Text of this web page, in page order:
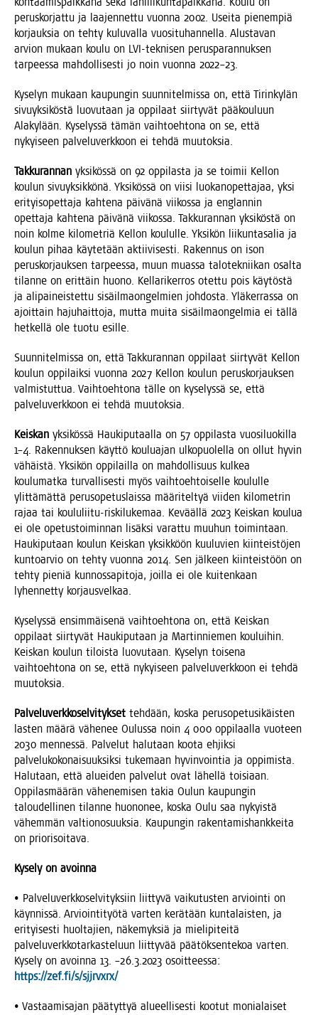
perus­kor­jat­tu ja laa­jen­net­tu vuon­na 2002. Usei­ta pie­nem­piä
kor­jauk­sia on teh­ty kulu­val­la vuo­si­tu­han­nel­la. Alus­ta­van
arvion mukaan kou­lu on LVI-tek­ni­sen perus­pa­ran­nuk­sen
tar­pees­sa mah­dol­li­ses­ti jo noin vuon­na 2022–23.
Kyse­lyn mukaan kau­pun­gin suun­ni­tel­mis­sa on, että Tirin­ky­län
sivu­yk­si­kös­tä luo­vu­taan ja oppi­laat siir­ty­vät pää­kou­luun
Ala­ky­lään. Kyse­lys­sä tämän vaih­toeh­to­na on se, että
nykyi­seen pal­ve­lu­verk­koon ei teh­dä muutoksia.
Tak­ku­ran­nan yksi­kös­sä on 92 oppi­las­ta ja se toi­mii Kel­lon
kou­lun sivu­yk­sik­kö­nä. Yksi­kös­sä on vii­si luo­kan­opet­ta­jaa, yksi
eri­tyi­so­pet­ta­ja kah­te­na päi­vä­nä vii­kos­sa ja englan­nin
opet­ta­ja kah­te­na päi­vä­nä vii­kos­sa. Tak­ku­ran­nan yksi­kös­tä on
noin kol­me kilo­met­riä Kel­lon kou­lul­le. Yksi­kön lii­kun­ta­sa­lia ja
kou­lun pihaa käy­te­tään aktii­vi­ses­ti. Raken­nus on ison
perus­kor­jauk­sen tar­pees­sa, muun muas­sa talo­tek­nii­kan osal­ta
tilan­ne on erit­täin huo­no. Kel­la­ri­ker­ros otet­tu pois käy­tös­tä
ja ali­pai­neis­tet­tu sisäil­maon­gel­mien joh­dos­ta. Ylä­ker­ras­sa on
ajoit­tain haju­hait­to­ja, mut­ta mui­ta sisäil­maon­gel­mia ei täl­lä
het­kel­lä ole tuo­tu esille.
Suun­ni­tel­mis­sa on, että Tak­ku­ran­nan oppi­laat siir­ty­vät Kel­lon
kou­lun oppi­laik­si vuon­na 2027 Kel­lon kou­lun perus­kor­jauk­sen
val­mis­tut­tua. Vaih­toeh­to­na täl­le on kyse­lys­sä se, että
pal­ve­lu­verk­koon ei teh­dä muutoksia.
Keis­kan yksi­kös­sä Hau­ki­pu­taal­la on 57 oppi­las­ta vuo­si­luo­kil­la
1–4. Raken­nuk­sen käyt­tö kou­lua­jan ulko­puo­lel­la on ollut hyvin
vähäis­tä. Yksi­kön oppi­lail­la on mah­dol­li­suus kul­kea
kou­lu­mat­ka tur­val­li­ses­ti myös vaih­toeh­toi­sel­le kou­lul­le
ylit­tä­mät­tä perus­o­pe­tus­lais­sa mää­ri­tel­tyä vii­den kilo­met­rin
rajaa tai kou­lu­lii­tu-ris­ki­lu­ke­maa. Kevääl­lä 2023 Keis­kan kou­lua
ei ole ope­tus­toi­min­nan lisäk­si varat­tu muu­hun toi­min­taan.
Hau­ki­pu­taan kou­lun Keis­kan yksik­köön kuu­lu­vien kiin­teis­tö­jen
kun­toar­vio on teh­ty vuon­na 2014. Sen jäl­keen kiin­teis­töön on
teh­ty pie­niä kun­nos­sa­pi­to­ja, joil­la ei ole kui­ten­kaan
lyhen­net­ty korjausvelkaa.
Kyse­lys­sä ensim­mäi­se­nä vaih­toeh­to­na on, että Keis­kan
oppi­laat siir­ty­vät Hau­ki­pu­taan ja Mar­tin­nie­men kou­lui­hin.
Keis­kan kou­lun tilois­ta luo­vu­taan. Kyse­lyn toi­se­na
vaih­toeh­to­na on se, että nykyi­seen pal­ve­lu­verk­koon ei teh­dä
muutoksia.
Pal­ve­lu­verk­ko­sel­vi­tyk­set teh­dään, kos­ka perus­o­pe­tusi­käis­ten
las­ten mää­rä vähe­nee Oulus­sa noin 4 000 oppi­laal­la vuo­teen
2030 men­nes­sä. Pal­ve­lut halu­taan koo­ta ehjik­si
pal­ve­lu­ko­ko­nai­suuk­sik­si tuke­maan hyvin­voin­tia ja oppi­mis­ta.
Halu­taan, että aluei­den pal­ve­lut ovat lähel­lä toi­si­aan.
Oppi­las­mää­rän vähe­ne­mi­sen takia Oulun kau­pun­gin
talou­del­li­nen tilan­ne huo­no­nee, kos­ka Oulu saa nykyis­tä
vähem­män val­tio­no­suuk­sia. Kau­pun­gin raken­ta­mis­hank­kei­ta
on priorisoitava.
Kyse­ly on avoinna
• Pal­ve­lu­verk­ko­sel­vi­tyk­siin liit­ty­vä vai­ku­tus­ten arvioin­ti on
käyn­nis­sä. Arvioin­ti­työ­tä var­ten kerä­tään kun­ta­lais­ten, ja
eri­tyi­ses­ti huol­ta­jien, näke­myk­siä ja mie­li­pi­tei­tä
pal­ve­lu­verk­ko­tar­kas­te­luun liit­ty­vää pää­tök­sen­te­koa var­ten.
Kyse­ly on avoin­na 13. –26.3.2023 osoit­tees­sa:
https://zef.fi/s/sjjrvxrx/
• Vas­taa­mi­sa­jan pää­tyt­tyä alu­eel­li­ses­ti koo­tut monia­lai­set